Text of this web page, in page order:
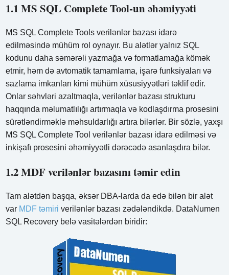
1.1 MS SQL Complete Tool-un əhəmiyyəti
MS SQL Complete Tools verilənlər bazası idarə
edilməsində mühüm rol oynayır. Bu alətlər yalnız SQL
kodunu daha səmərəli yazmağa və formatlamağa kömək
etmir, həm də avtomatik tamamlama, işarə funksiyaları və
sazlama imkanları kimi mühüm xüsusiyyətləri təklif edir.
Onlar səhvləri azaltmaqla, verilənlər bazası strukturu
haqqında məlumatlılığı artırmaqla və kodlaşdırma prosesini
sürətləndirməklə məhsuldarlığı artıra bilərlər. Bir sözlə, yaxşı
MS SQL Complete Tool verilənlər bazası idarə edilməsi və
inkişafı prosesini əhəmiyyətli dərəcədə asanlaşdıra bilər.
1.2 MDF verilənlər bazasını təmir edin
Tam alətdən başqa, əksər DBA-larda da edə bilən bir alət
var MDF təmiri verilənlər bazası zədələndikdə. DataNumen
SQL Recovery belə vasitələrdən biridir: